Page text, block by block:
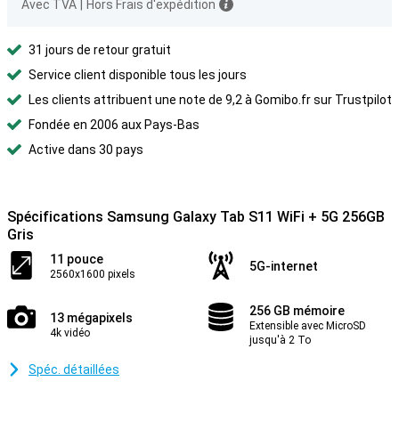
Avec TVA
Hors Frais d'expédition
31 jours de retour gratuit
Service client disponible tous les jours
Les clients attribuent une note de 9,2 à Gomibo.fr sur Trustpilot
Fondée en 2006 aux Pays-Bas
Active dans 30 pays
Spécifications Samsung Galaxy Tab S11 WiFi + 5G 256GB
Gris
11 pouce
2560x1600 pixels
5G-internet
13 mégapixels
4k vidéo
256 GB mémoire
Extensible avec MicroSD
jusqu'à 2 To
Spéc. détaillées